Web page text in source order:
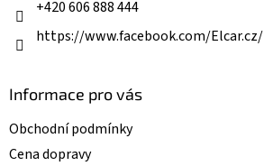
+420 606 888 444
https://www.facebook.com/Elcar.cz/
Informace pro vás
Obchodní podmínky
Cena dopravy